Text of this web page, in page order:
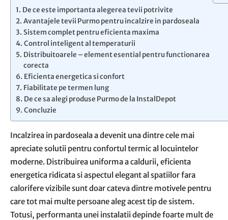
De ce este importanta alegerea tevii potrivite
Avantajele tevii Purmo pentru incalzire in pardoseala
Sistem complet pentru eficienta maxima
Control inteligent al temperaturii
Distribuitoarele – element esential pentru functionarea
corecta
Eficienta energetica si confort
Fiabilitate pe termen lung
De ce sa alegi produse Purmo de la InstalDepot
Concluzie
Incalzirea in pardoseala a devenit una dintre cele mai
apreciate solutii pentru confortul termic al locuintelor
moderne. Distribuirea uniforma a caldurii, eficienta
energetica ridicata si aspectul elegant al spatiilor fara
calorifere vizibile sunt doar cateva dintre motivele pentru
care tot mai multe persoane aleg acest tip de sistem.
Totusi, performanta unei instalatii depinde foarte mult de